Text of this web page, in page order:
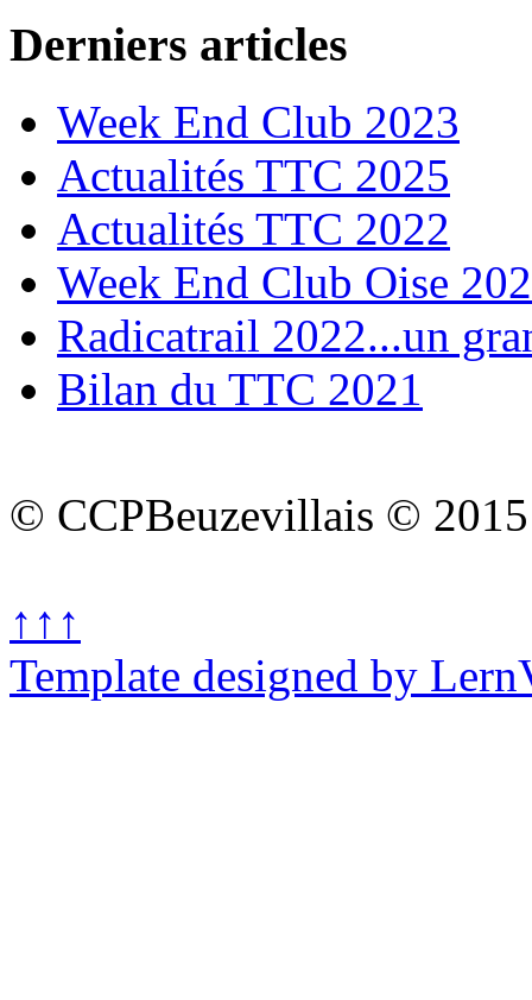
Derniers articles
Week End Club 2023
Actualités TTC 2025
Actualités TTC 2022
Week End Club Oise
Radicatrail 2022...un
Bilan du TTC 2021
© CCPBeuzevillais © 2015
↑↑↑
Template designed by